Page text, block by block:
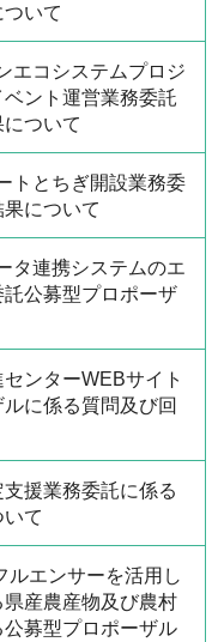
いて
エコシステムプロジ
ント運営業務委託
ついて
トとちぎ開設業務委
について
タ連携システムのエ
公募型プロポーザ
ンターWEBサイト
に係る質問及び回
援業務委託に係る
て
ルエンサーを活用し
産農産物及び農村
募型プロポーザル